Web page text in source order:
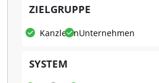
zentrale Mitarbeiterverwaltung,
Abwesenheitsprozesse,
Auswertungen. HRlab bildet HR-
ZIELGRUPPE
KanzleienUnternehmen
SYSTEM